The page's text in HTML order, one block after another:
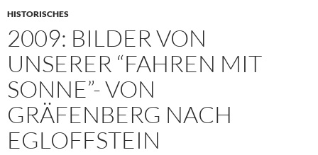
HISTORISCHES
2009: BILDER VON
UNSERER “FAHREN MIT
SONNE”- VON
GRÄFENBERG NACH
EGLOFFSTEIN